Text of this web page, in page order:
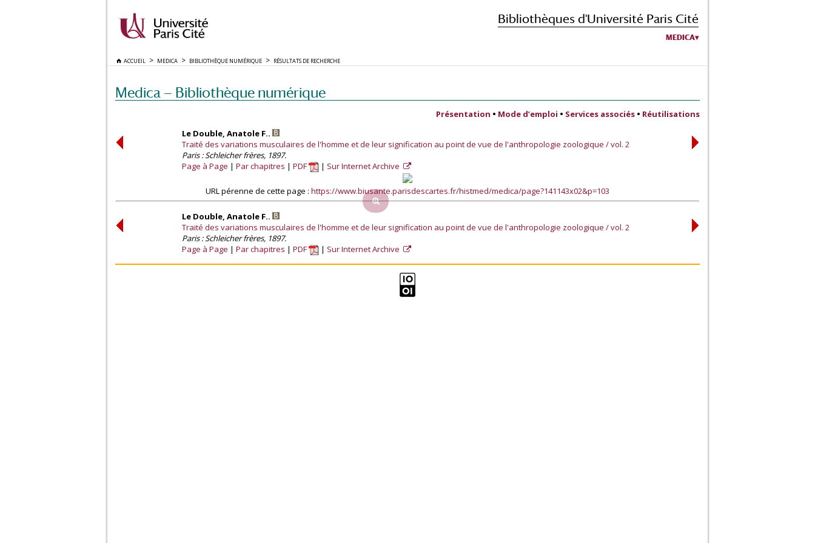
Bibliothèques d'Université Paris Cité
MEDICA
ACCUEIL MEDICA BIBLIOTHÈQUE NUMÉRIQUE RÉSULTATS DE RECHERCHE
Medica — Bibliothèque numérique
Présentation • Mode d’emploi • Services associés • Réutilisations
Le Double, Anatole F..
Traité des variations musculaires de l'homme et de leur signification au point de vue de l'anthropologie zoologique / vol. 2
Paris : Schleicher frères, 1897.
Page à Page
Par chapitres PDF Sur Internet Archive
URL pérenne de cette page : https://www.biusante.parisdescartes.fr/histmed/medica/page?141143x02&p=103
Le Double, Anatole F..
Traité des variations musculaires de l'homme et de leur signification au point de vue de l'anthropologie zoologique / vol. 2
Paris : Schleicher frères, 1897.
Page à Page
Par chapitres PDF Sur Internet Archive